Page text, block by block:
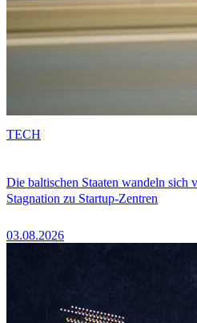
Die baltischen Staaten wandeln sich
Stagnation zu Startup-Zentren
03.08.2026
TECH